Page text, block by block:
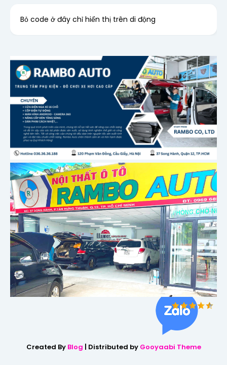
Bỏ code ở đây chỉ hiển thị trên di động
Created By Blog | Distributed by Gooyaabi Theme